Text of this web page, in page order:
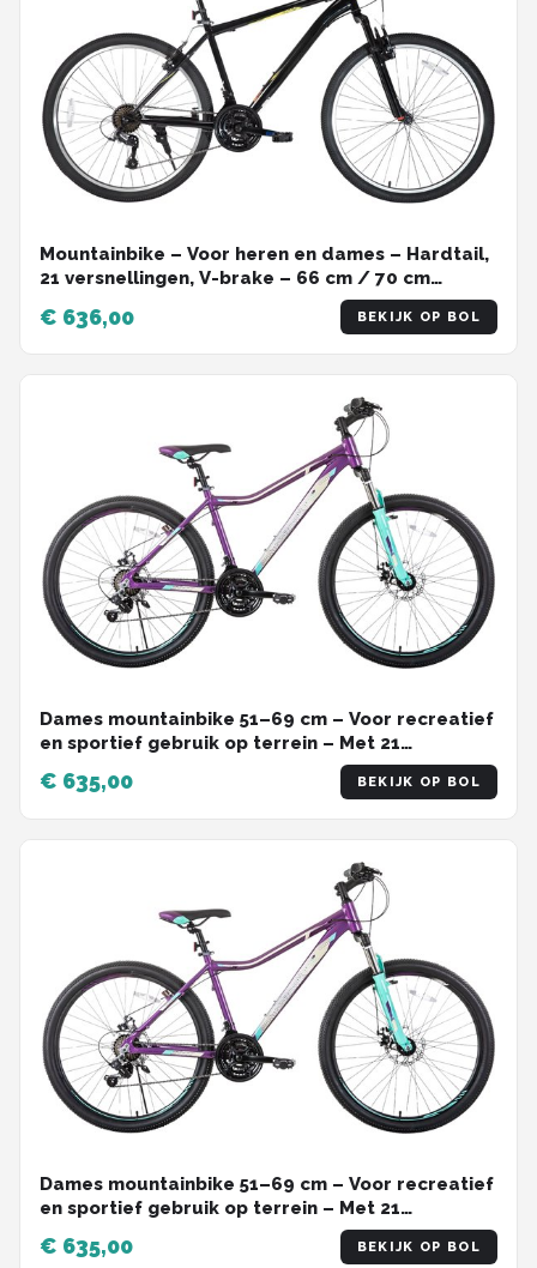
Mountainbike – Voor heren en dames – Hardtail,
21 versnellingen, V-brake – 66 cm / 70 cm
wielen, zwart, hoogwaardig stalen frame
€ 636,00 BEKIJK OP BOL
Dames mountainbike 51–69 cm – Voor recreatief
en sportief gebruik op terrein – Met 21
versnellingen, vergrendelbare verende vork en
dubbele schijfremmen – Paars aluminium frame
€ 635,00 BEKIJK OP BOL
Dames mountainbike 51–69 cm – Voor recreatief
en sportief gebruik op terrein – Met 21
versnellingen, vergrendelbare verende vork en
dubbele schijfremmen – Paars aluminium frame
€ 635,00 BEKIJK OP BOL